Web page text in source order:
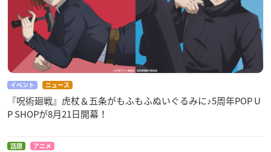
イベント ニュース
『呪術廻戦』虎杖＆五条がもふもふぬいぐるみに♪5周年POP U
P SHOPが8月21日開幕！
話題 アニメ